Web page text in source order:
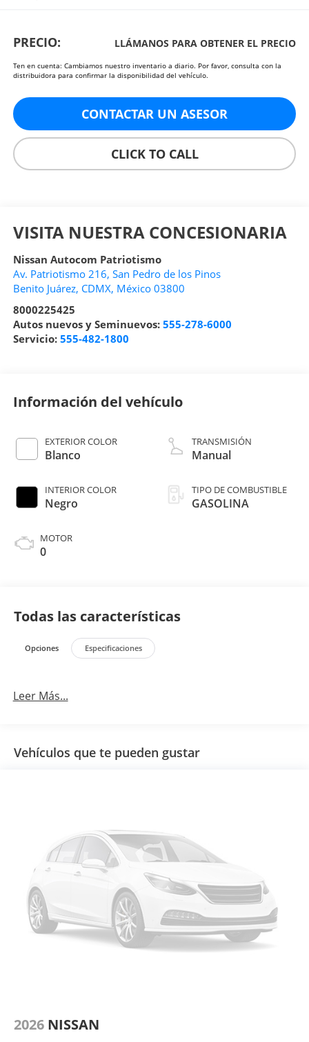
PRECIO: LLÁMANOS PARA OBTENER EL PRECIO
Ten en cuenta: Cambiamos nuestro inventario a diario. Por favor, consulta con la
distribuidora para confirmar la disponibilidad del vehículo.
CONTACTAR UN ASESOR
CLICK TO CALL
VISITA NUESTRA CONCESIONARIA
Nissan Autocom Patriotismo
Av. Patriotismo 216, San Pedro de los Pinos
Benito Juárez, CDMX, México 03800
8000225425
Autos nuevos y Seminuevos: 555-278-6000
Servicio: 555-482-1800
Información del vehículo
EXTERIOR COLOR
Blanco
INTERIOR COLOR
Negro
MOTOR
0
TRANSMISIÓN
Manual
TIPO DE COMBUSTIBLE
GASOLINA
Todas las características
Opciones Especificaciones
Leer Más...
Vehículos que te pueden gustar
2026 NISSAN